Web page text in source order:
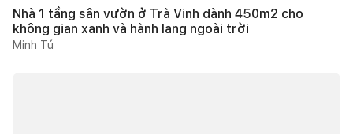
Nhà 1 tầng sân vườn ở Trà Vinh dành 450m2 cho
không gian xanh và hành lang ngoài trời
Minh Tú